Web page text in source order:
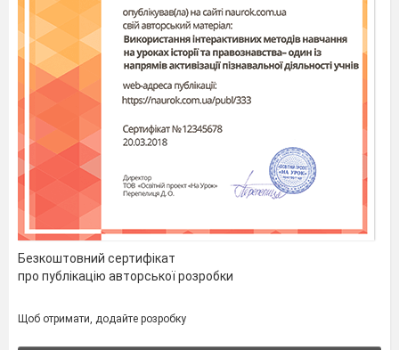
Безкоштовний сертифікат
про публікацію авторської розробки
Щоб отримати, додайте розробку